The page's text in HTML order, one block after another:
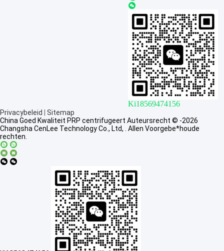
Ki18569474156
Privacybeleid
Sitemap
China Goed Kwaliteit PRP centrifugeert Auteursrecht © -2026
Changsha CenLee Technology Co., Ltd, . Allen Voorgebe*houde
rechten.